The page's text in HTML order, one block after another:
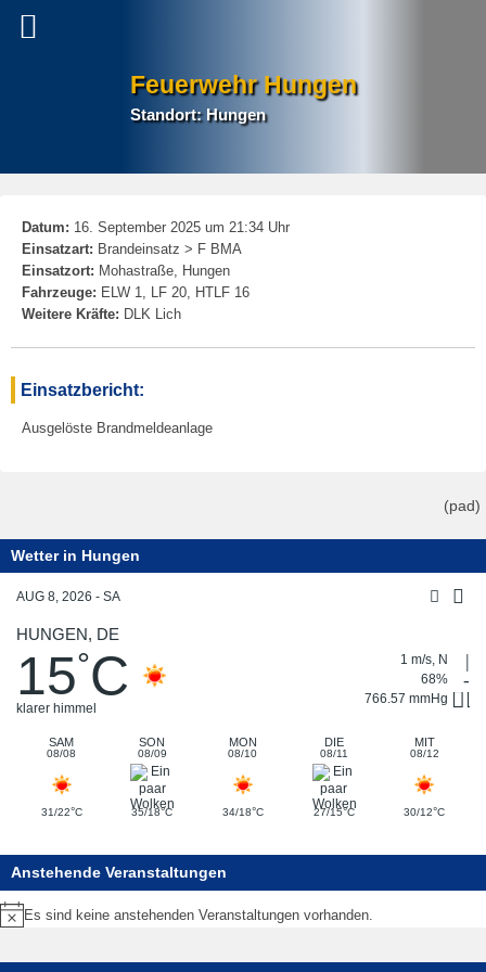
Feuerwehr Hungen
Standort: Hungen
Datum: 16. September 2025 um 21:34 Uhr
Einsatzart: Brandeinsatz > F BMA
Einsatzort: Mohastraße, Hungen
Fahrzeuge: ELW 1, LF 20, HTLF 16
Weitere Kräfte: DLK Lich
Einsatzbericht:
Ausgelöste Brandmeldeanlage
(pad)
Wetter in Hungen
AUG 8, 2026 - SA
HUNGEN, DE
15°C
klarer himmel
1 m/s, N
68%
766.57 mmHg
SAM
08/08
SON
08/09
MON
08/10
DIE
08/11
MIT
08/12
31/22°C 35/18°C 34/18°C 27/15°C 30/12°C
Anstehende Veranstaltungen
Hinweis
Es sind keine anstehenden Veranstaltungen vorhanden.